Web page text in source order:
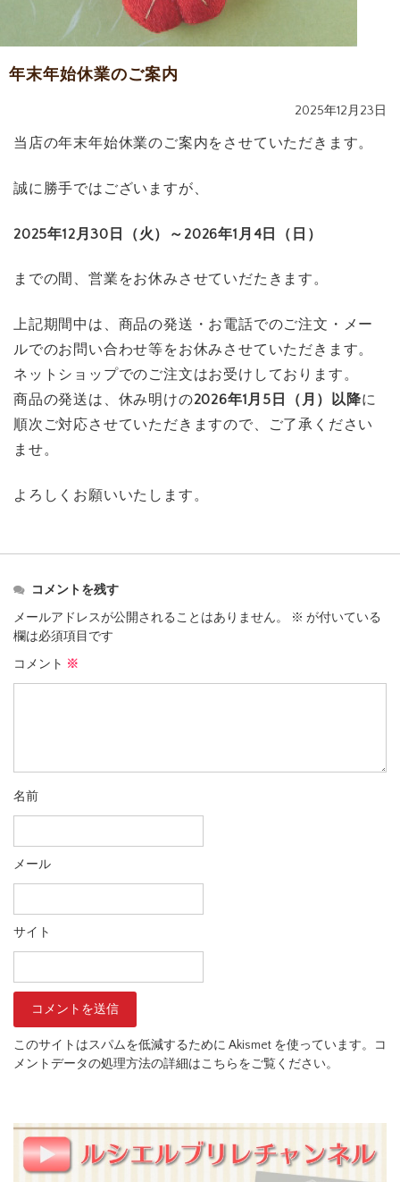
年末年始休業のご案内
2025年12月23日
当店の年末年始休業のご案内をさせていただきます。
誠に勝手ではございますが、
2025年12月30日（火）～2026年1月4日（日）
までの間、営業をお休みさせていだたきます。
上記期間中は、商品の発送・お電話でのご注文・メー
ルでのお問い合わせ等をお休みさせていただきます。
ネットショップでのご注文はお受けしております。
商品の発送は、休み明けの2026年1月5日（月）以降に
順次ご対応させていただきますので、ご了承ください
ませ。
よろしくお願いいたします。
コメントを残す
メールアドレスが公開されることはありません。
※ が付いている
欄は必須項目です
コメント ※
名前
メール
サイト
このサイトはスパムを低減するために Akismet を使っています。
コ
メントデータの処理方法の詳細はこちらをご覧ください。